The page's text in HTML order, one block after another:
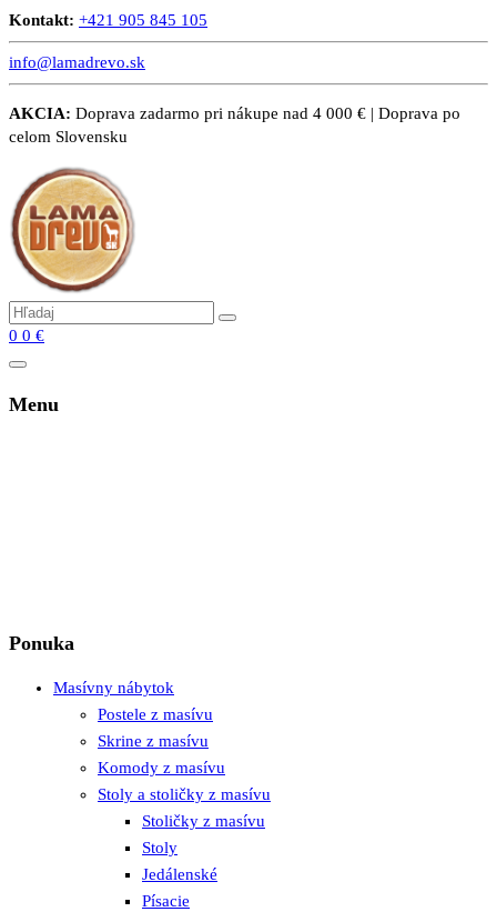
Kontakt: +421 905 845 105
info@lamadrevo.sk
AKCIA: Doprava zadarmo pri nákupe nad 4 000 € | Doprava po
celom Slovensku
0 0 €
Menu
Ponuka
Masívny nábytok
Postele z masívu
Skrine z masívu
Komody z masívu
Stoly a stoličky z masívu
Stoličky z masívu
Stoly
Jedálenské
Písacie